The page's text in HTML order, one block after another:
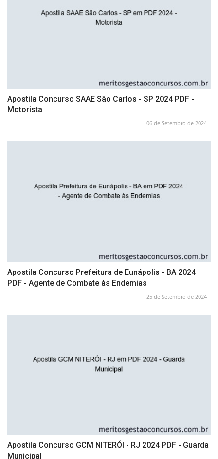
Apostila Concurso SAAE São Carlos - SP 2024 PDF -
Motorista
06 de Setembro de 2024
Apostila Concurso Prefeitura de Eunápolis - BA 2024
PDF - Agente de Combate às Endemias
25 de Setembro de 2024
Apostila Concurso GCM NITERÓI - RJ 2024 PDF - Guarda
Municipal